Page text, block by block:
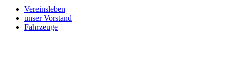
Vereinsleben
unser Vorstand
Fahrzeuge